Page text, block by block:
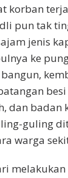
korban
pun tak
jenis
ke
dan badan
guling
warga